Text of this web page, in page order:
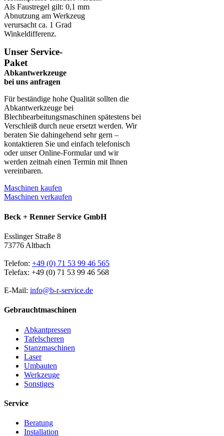
Als Faustregel gilt: 0,1 mm
Abnutzung am Werkzeug
verursacht ca. 1 Grad
Winkeldifferenz.
Unser Service-
Paket
Abkantwerkzeuge
bei uns anfragen
Für beständige hohe Qualität sollten die
Abkantwerkzeuge bei
Blechbearbeitungsmaschinen spätestens bei
Verschleiß durch neue ersetzt werden. Wir
beraten Sie dahingehend sehr gern –
kontaktieren Sie und einfach telefonisch
oder unser Online-Formular und wir
werden zeitnah einen Termin mit Ihnen
vereinbaren.
Maschinen kaufen
Maschinen verkaufen
Beck + Renner Service GmbH
Esslinger Straße 8
73776 Altbach
Telefon: +49 (0) 71 53 99 46 565
Telefax: +49 (0) 71 53 99 46 568
E-Mail: info@b-r-service.de
Gebrauchtmaschinen
Abkantpressen
Tafelscheren
Stanzmaschinen
Laser
Umbauten
Werkzeuge
Sonstiges
Service
Beratung
Installation